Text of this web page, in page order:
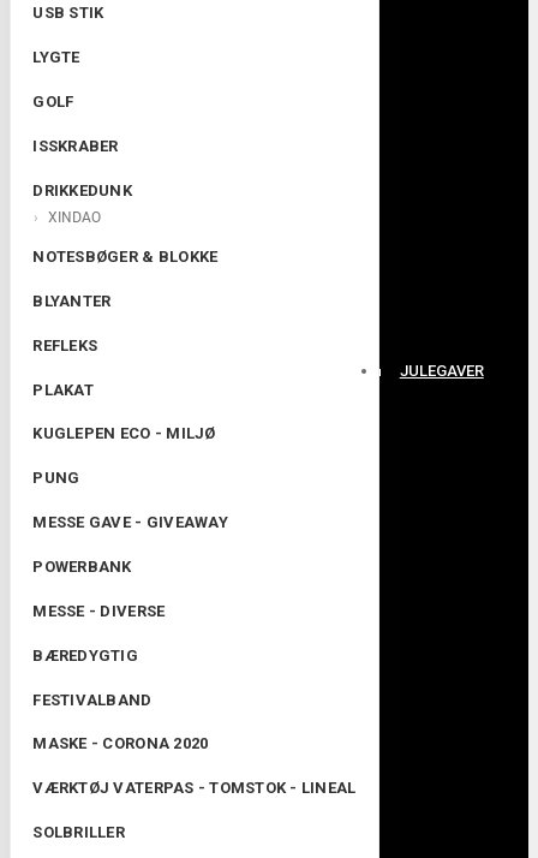
USB STIK
LYGTE
GOLF
ISSKRABER
DRIKKEDUNK
XINDAO
NOTESBØGER & BLOKKE
BLYANTER
REFLEKS
PLAKAT
KUGLEPEN ECO - MILJØ
PUNG
MESSE GAVE - GIVEAWAY
POWERBANK
MESSE - DIVERSE
BÆREDYGTIG
FESTIVALBAND
MASKE - CORONA 2020
VÆRKTØJ VATERPAS - TOMSTOK - LINEAL
SOLBRILLER
JULEGAVER